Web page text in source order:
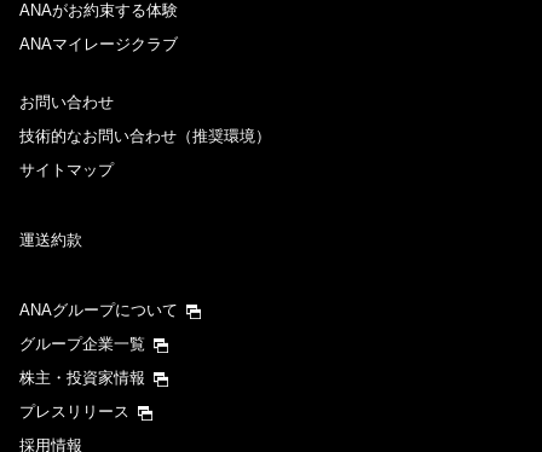
ANAがお約束する体験
ANAマイレージクラブ
お問い合わせ
技術的なお問い合わせ（推奨環境）
サイトマップ
運送約款
ANAグループについて
グループ企業一覧
株主・投資家情報
プレスリリース
採用情報